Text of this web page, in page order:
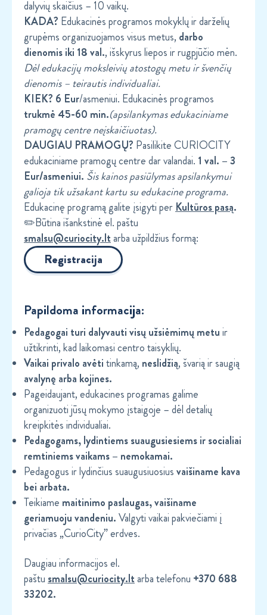
dalyvių skaičius – 10 vaikų.
KADA? Edukacinės programos mokyklų ir darželių
grupėms organizuojamos visus metus, darbo
dienomis iki 18 val., išskyrus liepos ir rugpjūčio mėn.
Dėl edukacijų moksleivių atostogų metu ir švenčių
dienomis – teirautis individualiai.
KIEK? 6 Eur/asmeniui. Edukacinės programos
trukmė 45-60 min.(apsilankymas edukaciniame
pramogų centre neįskaičiuotas).
DAUGIAU PRAMOGŲ? Pasilikite CURIOCITY
edukaciniame pramogų centre dar valandai. 1 val. – 3
Eur/asmeniui. Šis kainos pasiūlymas apsilankymui
galioja tik užsakant kartu su edukacine programa.
Edukacinę programą galite įsigyti perKultūros pasą.
✏️Būtina išankstinė el. paštu
smalsu@curiocity.ltarba užpildžius formą:
Registracija
Papildoma informacija:
Pedagogai turi dalyvauti visų užsiėmimų metuir
užtikrinti, kad laikomasi centro taisyklių.
Vaikai privalo avėtitinkamą, neslidžią, švarią ir saugią
avalynę arba kojines.
Pageidaujant, edukacines programas galime
organizuoti jūsų mokymo įstaigoje – dėl detalių
kreipkitės individualiai.
Pedagogams, lydintiems suaugusiesiems ir socialiai
remtiniems vaikams – nemokamai.
Pedagogus ir lydinčius suaugusiuosiusvaišiname kava
bei arbata.
Teikiame maitinimo paslaugas, vaišiname
geriamuoju vandeniu.Valgyti vaikai pakviečiami į
privačias „CurioCity” erdves.
Daugiau informacijos el.
paštusmalsu@curiocity.ltarba telefonu +370 688
33202.